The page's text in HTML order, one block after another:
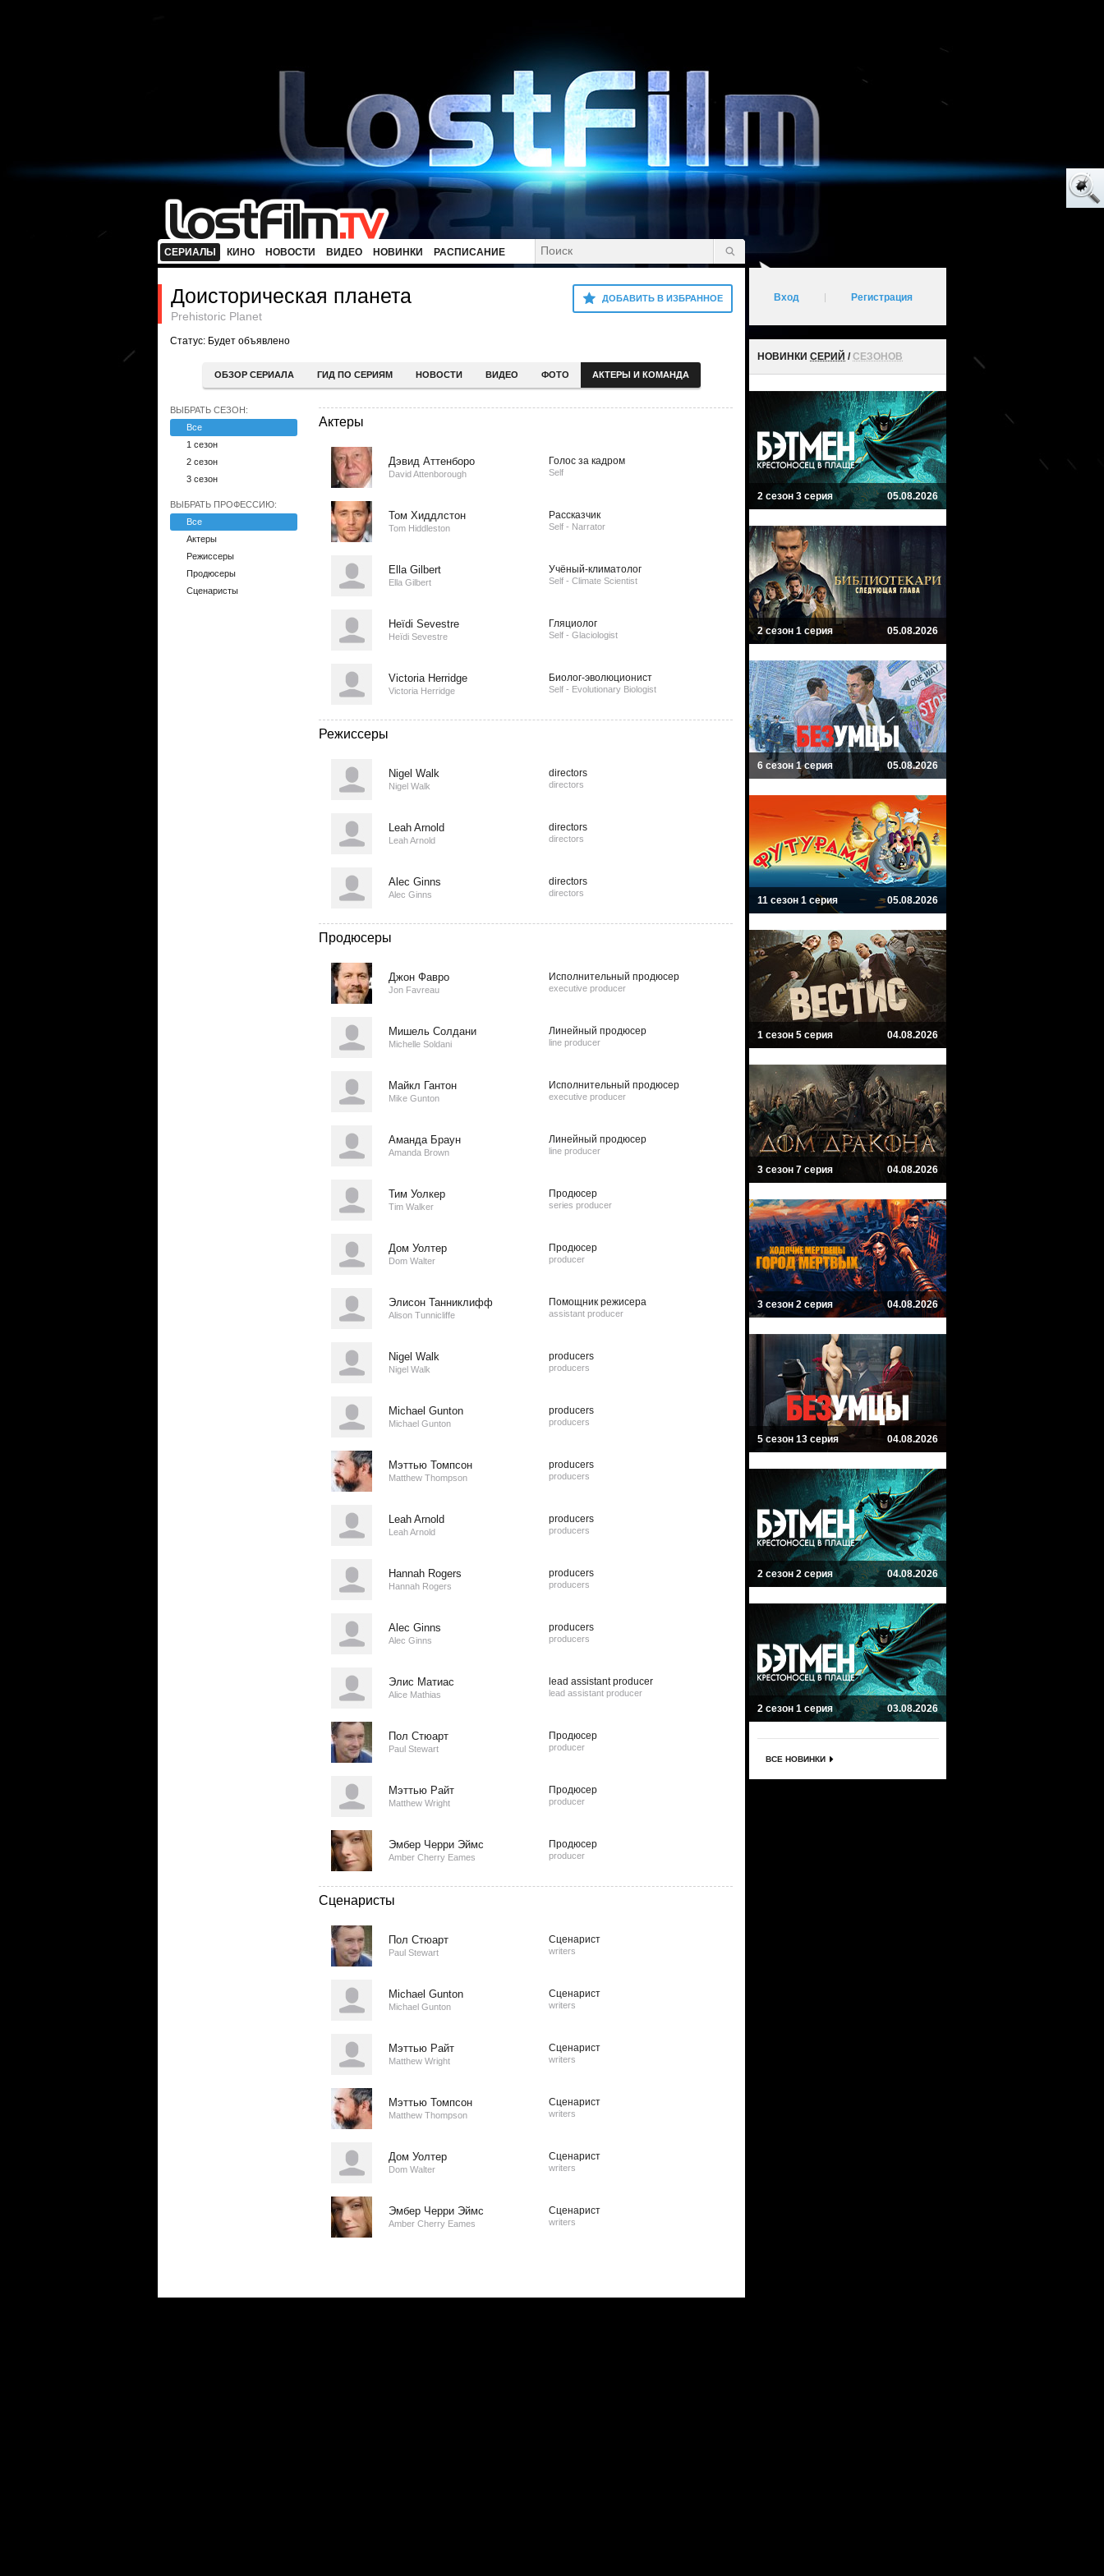
СЕРИАЛЫ КИНО НОВОСТИ ВИДЕО НОВИНКИ РАСПИСАНИЕ
ДОБАВИТЬ В ИЗБРАННОЕ
Доисторическая планета
Prehistoric Planet
Статус: Будет объявлено
ОБЗОР СЕРИАЛА ГИД ПО СЕРИЯМ НОВОСТИ ВИДЕО ФОТО АКТЕРЫ И КОМАНДА
ВЫБРАТЬ СЕЗОН:
Все
1 сезон
2 сезон
3 сезон
ВЫБРАТЬ ПРОФЕССИЮ:
Все
Актеры
Режиссеры
Продюсеры
Сценаристы
Актеры
Дэвид Аттенборо
David Attenborough
Голос за кадром
Self
Том Хиддлстон
Tom Hiddleston
Рассказчик
Self - Narrator
Ella Gilbert
Ella Gilbert
Учёный-климатолог
Self - Climate Scientist
Heïdi Sevestre
Heïdi Sevestre
Гляциолог
Self - Glaciologist
Victoria Herridge
Victoria Herridge
Биолог-эволюционист
Self - Evolutionary Biologist
Режиссеры
Nigel Walk
Nigel Walk
directors
directors
Leah Arnold
Leah Arnold
directors
directors
Alec Ginns
Alec Ginns
directors
directors
Продюсеры
Джон Фавро
Jon Favreau
Исполнительный продюсер
executive producer
Мишель Солдани
Michelle Soldani
Линейный продюсер
line producer
Майкл Гантон
Mike Gunton
Исполнительный продюсер
executive producer
Аманда Браун
Amanda Brown
Линейный продюсер
line producer
Тим Уолкер
Tim Walker
Продюсер
series producer
Дом Уолтер
Dom Walter
Продюсер
producer
Элисон Танниклифф
Alison Tunnicliffe
Помощник режисера
assistant producer
Nigel Walk
Nigel Walk
producers
producers
Michael Gunton
Michael Gunton
producers
producers
Мэттью Томпсон
Matthew Thompson
producers
producers
Leah Arnold
Leah Arnold
producers
producers
Hannah Rogers
Hannah Rogers
producers
producers
Alec Ginns
Alec Ginns
producers
producers
Элис Матиас
Alice Mathias
lead assistant producer
lead assistant producer
Пол Стюарт
Paul Stewart
Продюсер
producer
Мэттью Райт
Matthew Wright
Продюсер
producer
Эмбер Черри Эймс
Amber Cherry Eames
Продюсер
producer
Сценаристы
Пол Стюарт
Paul Stewart
Сценарист
writers
Michael Gunton
Michael Gunton
Сценарист
writers
Мэттью Райт
Matthew Wright
Сценарист
writers
Мэттью Томпсон
Matthew Thompson
Сценарист
writers
Дом Уолтер
Dom Walter
Сценарист
writers
Эмбер Черри Эймс
Amber Cherry Eames
Сценарист
writers
Вход Регистрация
НОВИНКИ СЕРИЙ /СЕЗОНОВ
2 сезон 3 серия 05.08.2026
2 сезон 1 серия 05.08.2026
6 сезон 1 серия 05.08.2026
11 сезон 1 серия 05.08.2026
1 сезон 5 серия 04.08.2026
3 сезон 7 серия 04.08.2026
3 сезон 2 серия 04.08.2026
5 сезон 13 серия 04.08.2026
2 сезон 2 серия 04.08.2026
2 сезон 1 серия 03.08.2026
ВСЕ НОВИНКИ